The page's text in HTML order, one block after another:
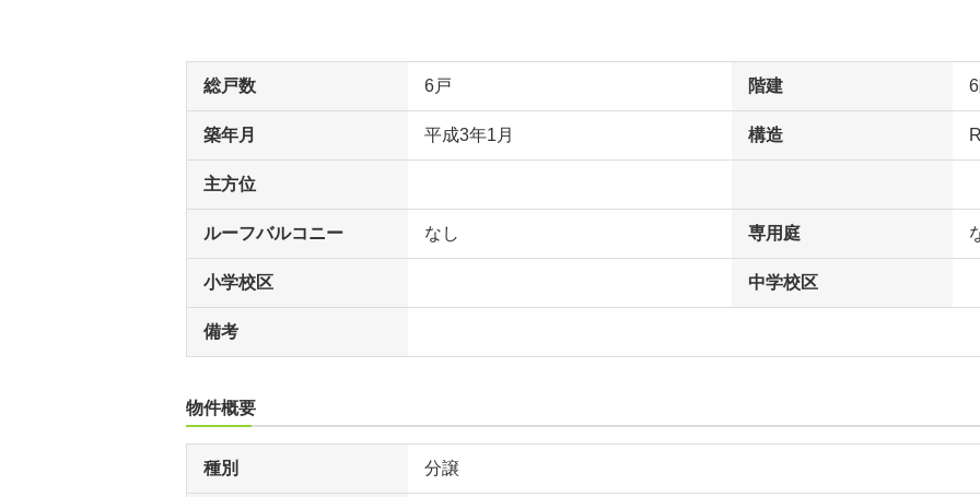
総戸数 6戸 階建
築年月 平成3年1月 構造
主方位
ルーフバルコニー なし 専用庭
小学校区 中学校区
備考
物件概要
種別 分譲